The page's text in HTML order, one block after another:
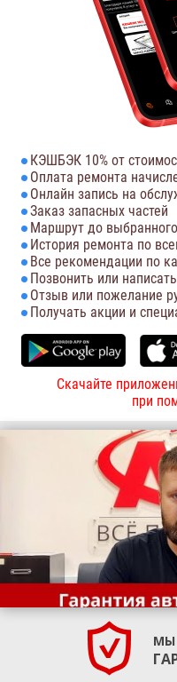
КЭШБЭК 10% от
Оплата ремонта
Онлайн запись на
Заказ запасных частей
Маршрут до
История ремонта по
Все рекомендации по
Позвонить или
Отзыв или пожелание
Получать акции и
Скачайте
при
МЫ